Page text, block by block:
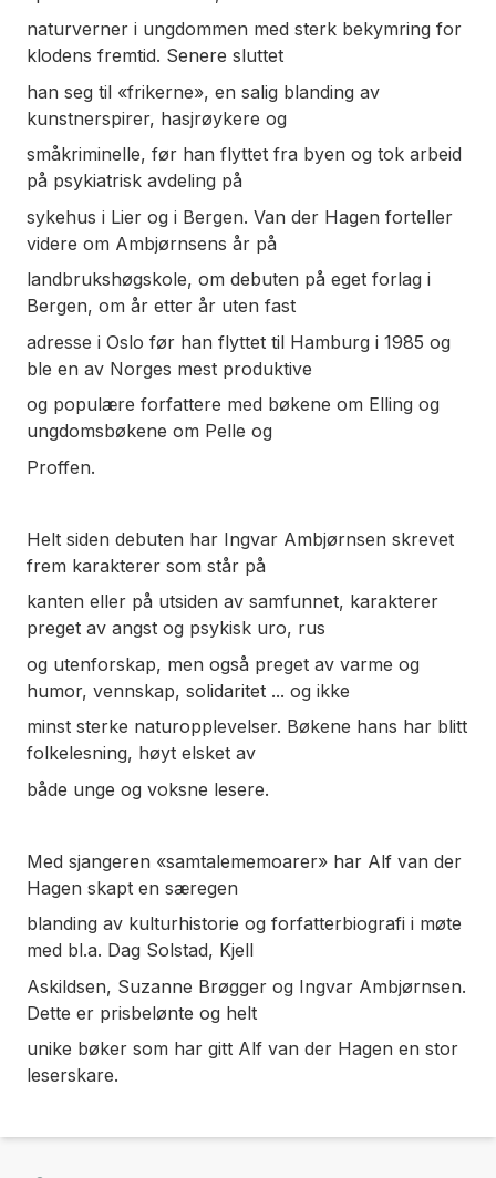
naturverner i ungdommen med sterk bekymring for
klodens fremtid. Senere sluttet
han seg til «frikerne», en salig blanding av
kunstnerspirer, hasjrøykere og
småkriminelle, før han flyttet fra byen og tok arbeid
på psykiatrisk avdeling på
sykehus i Lier og i Bergen. Van der Hagen forteller
videre om Ambjørnsens år på
landbrukshøgskole, om debuten på eget forlag i
Bergen, om år etter år uten fast
adresse i Oslo før han flyttet til Hamburg i 1985 og
ble en av Norges mest produktive
og populære forfattere med bøkene om Elling og
ungdomsbøkene om Pelle og
Proffen.
Helt siden debuten har Ingvar Ambjørnsen skrevet
frem karakterer som står på
kanten eller på utsiden av samfunnet, karakterer
preget av angst og psykisk uro, rus
og utenforskap, men også preget av varme og
humor, vennskap, solidaritet ... og ikke
minst sterke naturopplevelser. Bøkene hans har blitt
folkelesning, høyt elsket av
både unge og voksne lesere.
Med sjangeren «samtalememoarer» har Alf van der
Hagen skapt en særegen
blanding av kulturhistorie og forfatterbiografi i møte
med bl.a. Dag Solstad, Kjell
Askildsen, Suzanne Brøgger og Ingvar Ambjørnsen.
Dette er prisbelønte og helt
unike bøker som har gitt Alf van der Hagen en stor
leserskare.